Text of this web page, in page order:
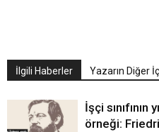
İlgili Haberler Yazarın Diğer
İşçi sınıfının
örneği: